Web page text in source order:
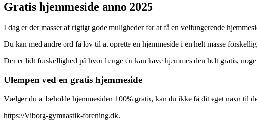
Gratis hjemmeside anno 2025
I dag er der masser af rigtigt gode muligheder for at få en velfungerende
Du kan med andre ord få lov til at oprette en hjemmeside i en helt masse
Der er lidt forskellighed på hvor længe du kan have hjemmesiden helt gratis,
Ulempen ved en gratis hjemmeside
Vælger du at beholde hjemmesiden 100% gratis, kan du ikke få dit eget navn til
https://Viborg-gymnastik-forening.dk.